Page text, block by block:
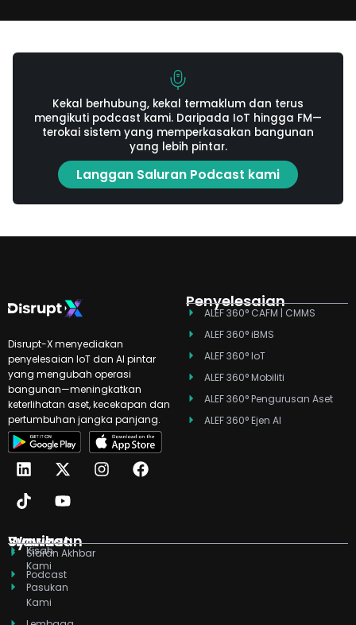
Kekal berhubung, kekal termaklum dan terus
mengikuti podcast kami. Daripada IoT hingga FM—
terokai sistem yang memperkasakan bangunan
yang lebih pintar.
Langgan Saluran Podcast kami
Disrupt-X menyediakan
penyelesaian IoT dan AI pintar
yang mengubah operasi
bangunan—meningkatkan
keterlihatan aset, kecekapan dan
pertumbuhan jangka panjang.
L
i
n
k
d
n
X
-
t
w
t
t
e
r
I
n
g
F
a
o
T
i
k
t
k
Y
o
u
t
b
e
Penyelesaian
ALEF 360° CAFM | CMMS
ALEF 360° iBMS
ALEF 360° IoT
ALEF 360° Mobiliti
ALEF 360° Pengurusan Aset
ALEF 360° Ejen AI
Syarikat
Kisah
Kami
Pasukan
Kami
Wawasan
Siaran Akhbar
Podcast